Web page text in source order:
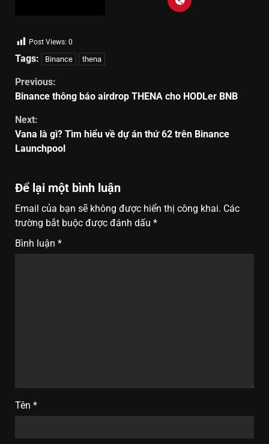
Post Views: 0
Tags: Binance thena
Previous:
Binance thông báo airdrop THENA cho HODLer BNB
Next:
Vana là gì? Tìm hiểu về dự án thứ 62 trên Binance
Launchpool
Để lại một bình luận
Email của bạn sẽ không được hiển thị công khai. Các
trường bắt buộc được đánh dấu *
Bình luận *
Tên *